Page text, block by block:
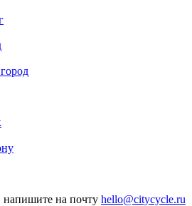
напишите на почту hello@citycycle.ru